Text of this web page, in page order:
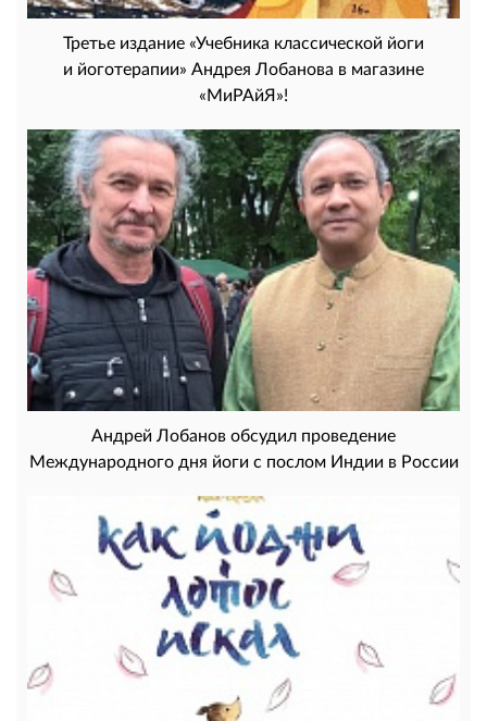
Третье издание «Учебника классической йоги
и йоготерапии» Андрея Лобанова в магазине
«МиРАйЯ»!
Андрей Лобанов обсудил проведение
Международного дня йоги с послом Индии в России